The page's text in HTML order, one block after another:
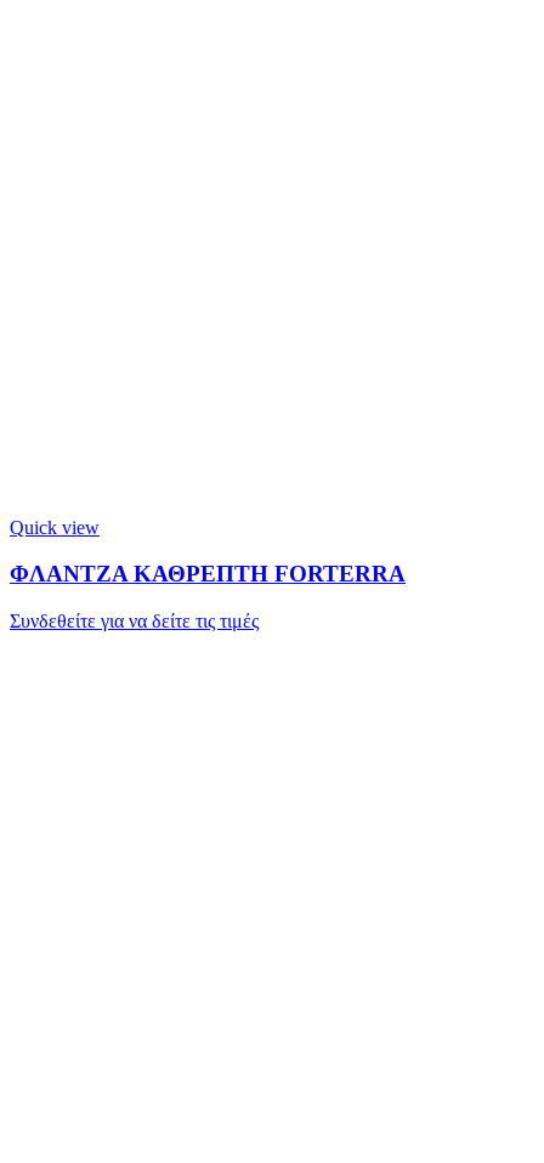
Quick view
ΦΛΑΝΤΖΑ ΚΑΘΡΕΠΤΗ FORTERRA
Συνδεθείτε για να δείτε τις τιμές